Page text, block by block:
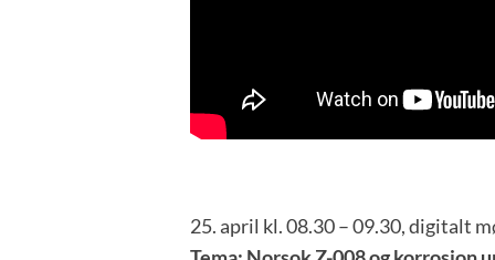
25. april kl. 08.30 – 09.30, digitalt